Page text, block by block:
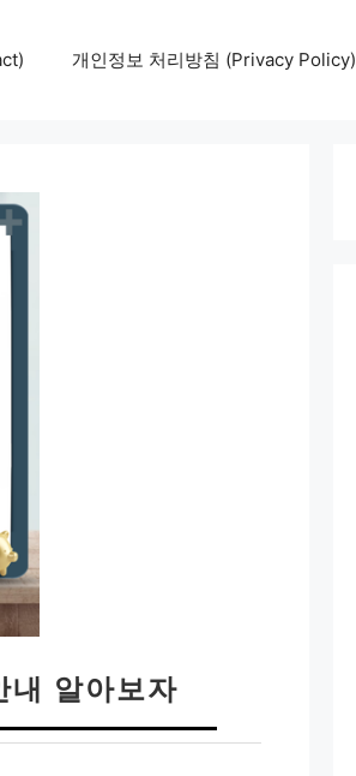
개인정보 처리방침 (Privacy Policy)
내 알아보자